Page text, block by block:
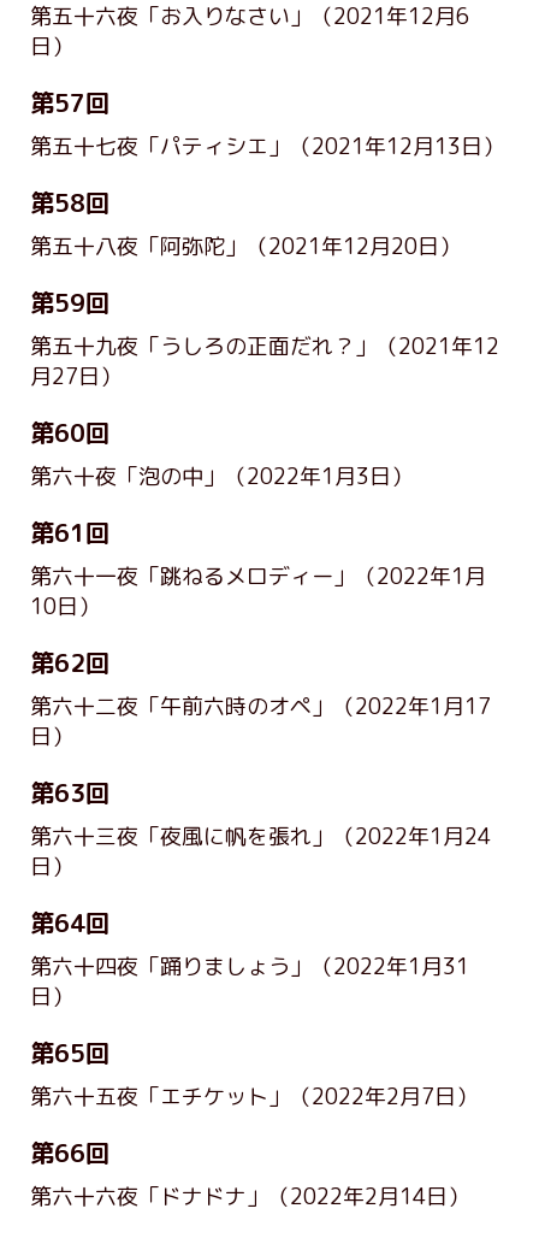
第五十六夜「お入りなさい」
（2021年12月6
日）
第57回
第五十七夜「パティシエ」 （2021年12月13日）
第58回
第五十八夜「阿弥陀」 （2021年12月20日）
第59回
第五十九夜「うしろの正面だれ？」
（2021年12
月27日）
第60回
第六十夜「泡の中」 （2022年1月3日）
第61回
第六十一夜「跳ねるメロディー」
（2022年1月
10日）
第62回
第六十二夜「午前六時のオペ」
（2022年1月17
日）
第63回
第六十三夜「夜風に帆を張れ」
（2022年1月24
日）
第64回
第六十四夜「踊りましょう」
（2022年1月31
日）
第65回
第六十五夜「エチケット」 （2022年2月7日）
第66回
第六十六夜「ドナドナ」 （2022年2月14日）